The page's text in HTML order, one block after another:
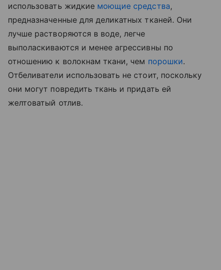
использовать жидкие моющие средства,
предназначенные для деликатных тканей. Они
лучше растворяются в воде, легче
выполаскиваются и менее агрессивны по
отношению к волокнам ткани, чем порошки.
Отбеливатели использовать не стоит, поскольку
они могут повредить ткань и придать ей
желтоватый отлив.